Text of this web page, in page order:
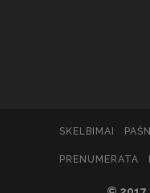
SKELBIMAI
PRENUMERATA